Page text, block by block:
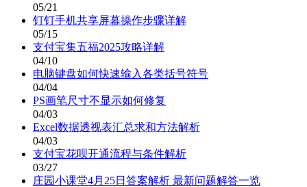
05/21
钉钉手机共享屏幕操作步骤详解
05/15
支付宝集五福2025攻略详解
04/10
电脑键盘如何快速输入各类括号符号
04/04
PS画笔尺寸不显示如何修复
04/03
Excel数据透视表汇总求和方法解析
04/03
支付宝花呗开通流程与条件解析
03/27
庄园小课堂4月25日答案解析 最新问题解答一览